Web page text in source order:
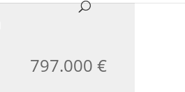
797.000 €